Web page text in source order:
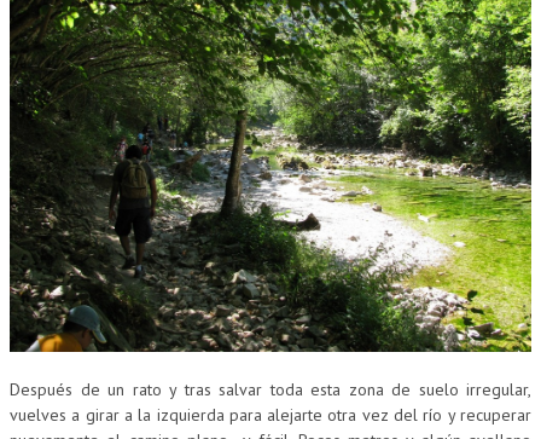
Después de un rato y tras salvar toda esta zona de suelo irregular,
vuelves a girar a la izquierda para alejarte otra vez del río y recuperar